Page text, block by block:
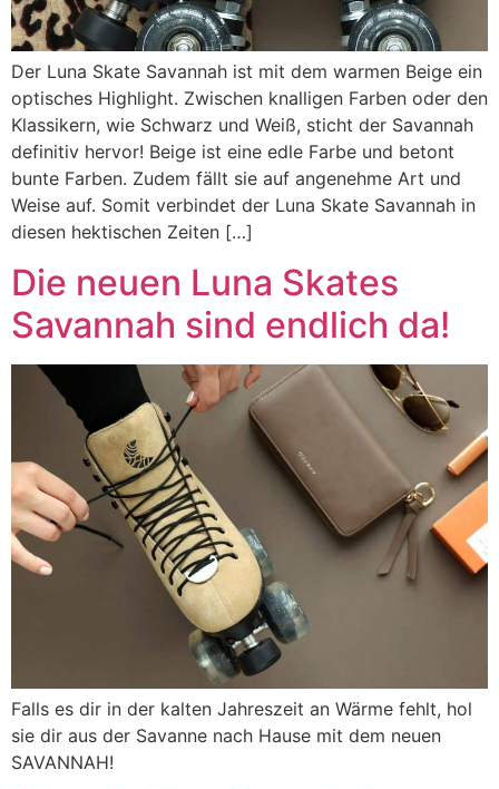
Der Luna Skate Savannah ist mit dem warmen Beige ein
optisches Highlight. Zwischen knalligen Farben oder den
Klassikern, wie Schwarz und Weiß, sticht der Savannah
definitiv hervor! Beige ist eine edle Farbe und betont
bunte Farben. Zudem fällt sie auf angenehme Art und
Weise auf. Somit verbindet der Luna Skate Savannah in
diesen hektischen Zeiten […]
Die neuen Luna Skates
Savannah sind endlich da!
Falls es dir in der kalten Jahreszeit an Wärme fehlt, hol
sie dir aus der Savanne nach Hause mit dem neuen
SAVANNAH!